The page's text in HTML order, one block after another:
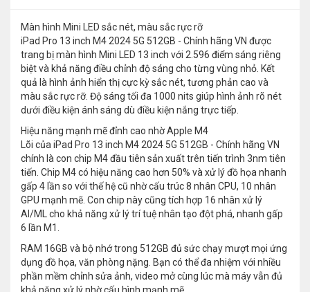
Màn hình Mini LED sắc nét, màu sắc rực rỡ
iPad Pro 13 inch M4 2024 5G 512GB - Chính hãng VN được
trang bị màn hình Mini LED 13 inch với 2.596 điểm sáng riêng
biệt và khả năng điều chỉnh độ sáng cho từng vùng nhỏ. Kết
quả là hình ảnh hiển thị cực kỳ sắc nét, tương phản cao và
màu sắc rực rỡ. Độ sáng tối đa 1000 nits giúp hình ảnh rõ nét
dưới điều kiện ánh sáng dù điều kiện nắng trực tiếp.
Hiệu năng mạnh mẽ đỉnh cao nhờ Apple M4
Lõi của iPad Pro 13 inch M4 2024 5G 512GB - Chính hãng VN
chính là con chip M4 đầu tiên sản xuất trên tiến trình 3nm tiên
tiến. Chip M4 có hiệu năng cao hơn 50% và xử lý đồ họa nhanh
gấp 4 lần so với thế hệ cũ nhờ cấu trúc 8 nhân CPU, 10 nhân
GPU mạnh mẽ. Con chip này cũng tích hợp 16 nhân xử lý
AI/ML cho khả năng xử lý trí tuệ nhân tạo đột phá, nhanh gấp
6 lần M1.
RAM 16GB và bộ nhớ trong 512GB đủ sức chạy mượt mọi ứng
dụng đồ họa, văn phòng nặng. Bạn có thể đa nhiệm với nhiều
phần mềm chỉnh sửa ảnh, video mở cùng lúc mà máy vẫn đủ